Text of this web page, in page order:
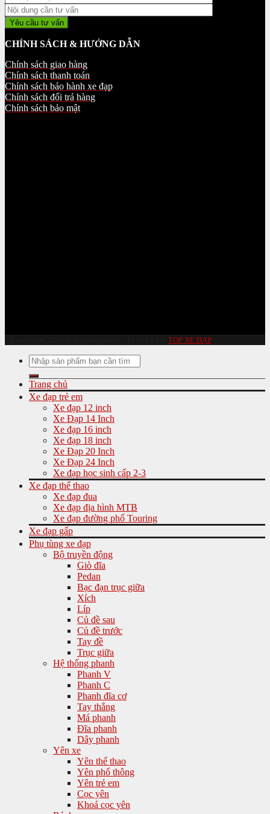
CHÍNH SÁCH & HƯỚNG DẪN
Chính sách giao hàng
Chính sách thanh toán
Chính sách bảo hành xe đạp
Chính sách đổi trả hàng
Chính sách bảo mật
TOP XE ĐẠP
Tìm
kiếm:
Trang chủ
Xe đạp trẻ em
Xe đạp 12 inch
Xe Đạp 14 Inch
Xe đạp 16 inch
Xe đạp 18 inch
Xe Đạp 20 Inch
Xe Đạp 24 Inch
Xe đạp học sinh cấp 2-3
Xe đạp thể thao
Xe đạp đua
Xe đạp địa hình MTB
Xe đạp đường phố Touring
Xe đạp gấp
Phụ tùng xe đạp
Bộ truyền động
Giò đĩa
Pedan
Bạc đạn trục giữa
Xích
Líp
Củ đề sau
Củ đề trước
Tay đề
Trục giữa
Hệ thống phanh
Phanh V
Phanh C
Phanh đĩa cơ
Tay thắng
Má phanh
Đĩa phanh
Dây phanh
Yên xe
Yên thể thao
Yên phổ thông
Yên trẻ em
Cọc yên
Khoá cọc yên